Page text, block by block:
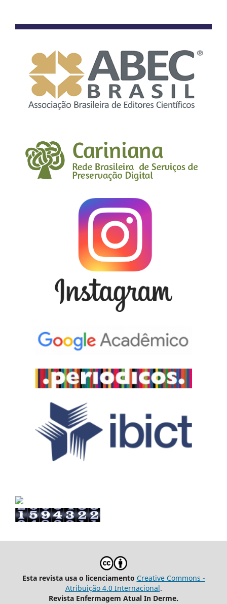
Esta revista usa o licenciamento Creative Commons -
Atribuição 4.0 Internacional.
Revista Enfermagem Atual In Derme.